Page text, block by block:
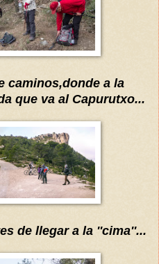
caminos,donde a la
que va al Capurutxo...
de llegar a la ''cima''...